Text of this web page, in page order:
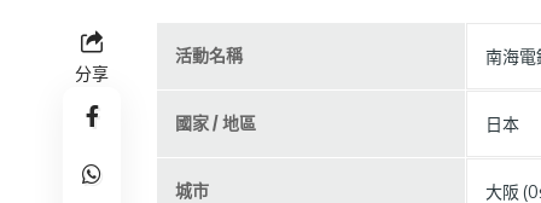
分享
活動名稱 南海電
國家 / 地區 日本
城市 大阪